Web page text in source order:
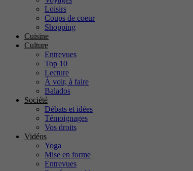
Loisirs
Coups de coeur
Shopping
Cuisine
Culture
Entrevues
Top 10
Lecture
À voir, à faire
Balados
Société
Débats et idées
Témoignages
Vos droits
Vidéos
Yoga
Mise en forme
Entrevues